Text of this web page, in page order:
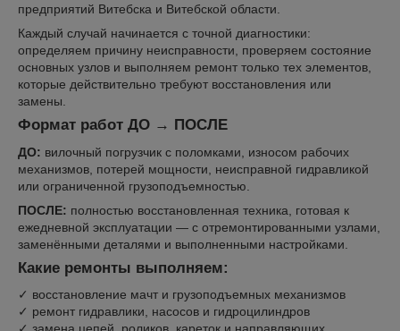
предприятий Витебска и Витебской области.
Каждый случай начинается с точной диагностики:
определяем причину неисправности, проверяем состояние
основных узлов и выполняем ремонт только тех элементов,
которые действительно требуют восстановления или
замены.
Формат работ ДО → ПОСЛЕ
ДО: вилочный погрузчик с поломками, износом рабочих
механизмов, потерей мощности, неисправной гидравликой
или ограниченной грузоподъемностью.
ПОСЛЕ: полностью восстановленная техника, готовая к
ежедневной эксплуатации — с отремонтированными узлами,
заменёнными деталями и выполненными настройками.
Какие ремонты выполняем:
✓ восстановление мачт и грузоподъемных механизмов
✓ ремонт гидравлики, насосов и гидроцилиндров